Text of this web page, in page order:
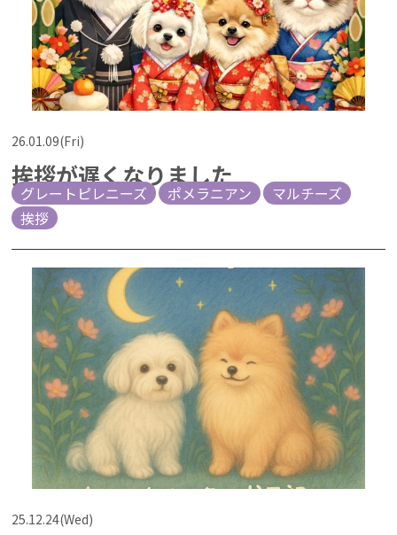
26.01.09(Fri)
挨拶が遅くなりました
グレートピレニーズ ポメラニアン
マルチーズ
挨拶
25.12.24(Wed)